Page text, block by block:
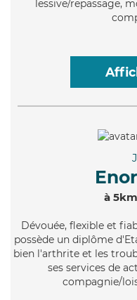
lessive/repassage,
à
Dévouée, flexible et
possède un diplôme
bien l'arthrite et les
ses services de
compagnie/